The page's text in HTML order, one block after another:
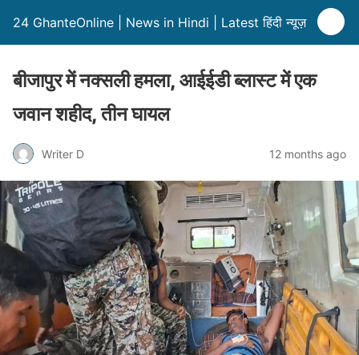
24 GhanteOnline | News in Hindi | Latest हिंदी न्यूज़
बीजापुर में नक्सली हमला, आईईडी ब्लास्ट में एक
जवान शहीद, तीन घायल
Writer D 12 months ago